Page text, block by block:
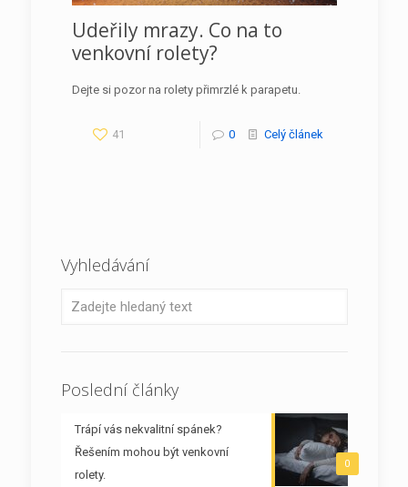
Udeřily mrazy. Co na to
venkovní rolety?
Dejte si pozor na rolety přimrzlé k parapetu.
41 0 Celý článek
Vyhledávání
Poslední články
0
Trápí vás nekvalitní spánek?
Řešením mohou být venkovní
rolety.